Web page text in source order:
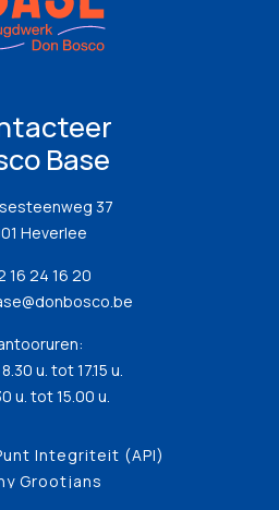
Base
37
Heverlee
16 24 16 20
u. tot 17.15 u.
u. tot 15.00 u.
Integriteit (API)
Grootjans